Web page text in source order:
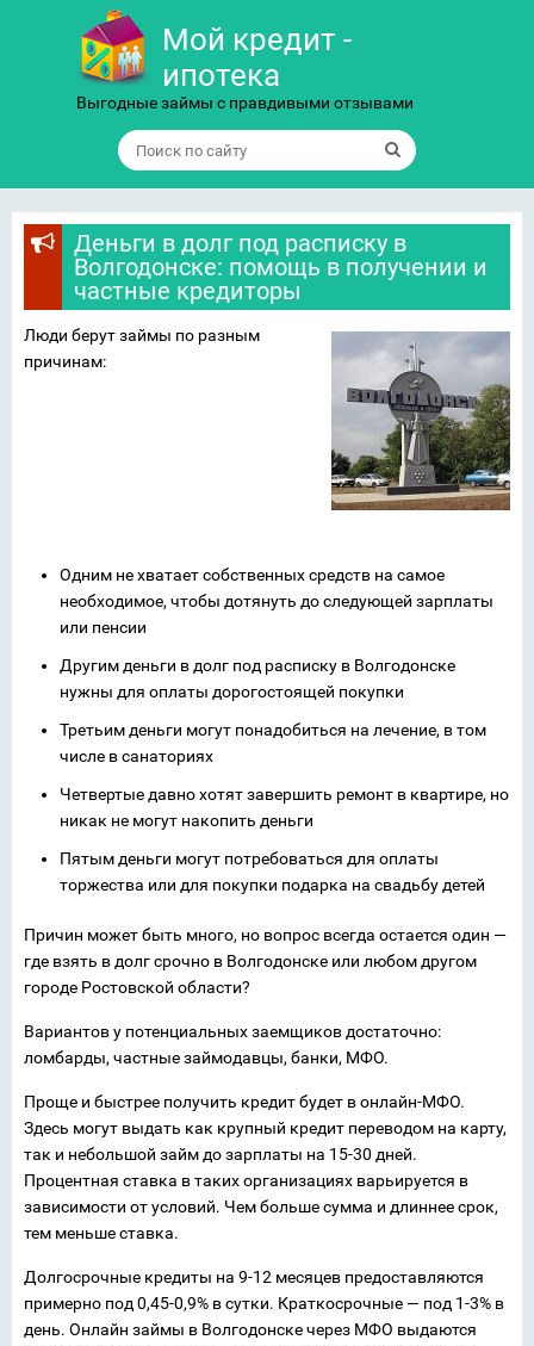
Мой кредит -
ипотека
Выгодные займы с правдивыми отзывами
Деньги в долг под расписку в
Волгодонске: помощь в получении и
частные кредиторы
Люди берут займы по разным
причинам:
Одним не хватает собственных средств на самое
необходимое, чтобы дотянуть до следующей зарплаты
или пенсии
Другим деньги в долг под расписку в Волгодонске
нужны для оплаты дорогостоящей покупки
Третьим деньги могут понадобиться на лечение, в том
числе в санаториях
Четвертые давно хотят завершить ремонт в квартире, но
никак не могут накопить деньги
Пятым деньги могут потребоваться для оплаты
торжества или для покупки подарка на свадьбу детей
Причин может быть много, но вопрос всегда остается один —
где взять в долг срочно в Волгодонске или любом другом
городе Ростовской области?
Вариантов у потенциальных заемщиков достаточно:
ломбарды, частные займодавцы, банки, МФО.
Проще и быстрее получить кредит будет в онлайн-МФО.
Здесь могут выдать как крупный кредит переводом на карту,
так и небольшой займ до зарплаты на 15-30 дней.
Процентная ставка в таких организациях варьируется в
зависимости от условий. Чем больше сумма и длиннее срок,
тем меньше ставка.
Долгосрочные кредиты на 9-12 месяцев предоставляются
примерно под 0,45-0,9% в сутки. Краткосрочные — под 1-3% в
день. Онлайн займы в Волгодонске через МФО выдаются